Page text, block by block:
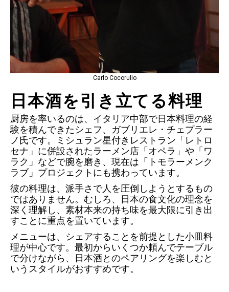
Carlo Cocorullo
日本酒を引き立てる料理
厨房を率いるのは、イタリア中部で日本料理の経
験を積んできたシェフ、ガブリエレ・チェプラー
ノ氏です。ミシュラン星付きレストラン「レトロ
セナ」に併設されたラーメン店「オペラ」や「ワ
ラク」などで腕を磨き、現在は「トモラーメンク
ラブ」プロジェクトにも携わっています。
彼の料理は、派手さで人を圧倒しようとするもの
ではありません。むしろ、日本の食文化の理念を
深く理解し、素材本来の持ち味を最大限に引き出
すことに重点を置いています。
メニューは、シェアすることを前提とした小皿料
理が中心です。最初からいくつか頼んでテーブル
で分けながら、日本酒とのペアリングを楽​​しむと
いうスタイルがおすすめです。